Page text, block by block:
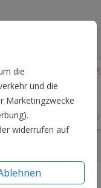
die
und die
Marketingzwecke
widerrufen auf